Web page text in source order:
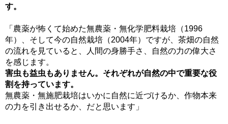
す。
「農薬が怖くて始めた無農薬・無化学肥料栽培（1996
年）、そして今の自然栽培（2004年）ですが、茶畑の自然
の流れを見ていると、人間の身勝手さ、自然の力の偉大さ
を感じます。
害虫も益虫もありません。それぞれが自然の中で重要な役
割を持っています。
無農薬・無施肥栽培はいかに自然に近づけるか、作物本来
の力を引き出せるか、だと思います」